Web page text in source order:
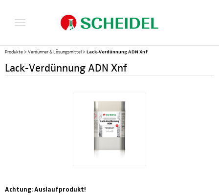
Produkte > Verdünner & Lösungsmittel > Lack-Verdünnung ADN Xnf
Lack-Verdünnung ADN Xnf
Achtung: Auslaufprodukt!